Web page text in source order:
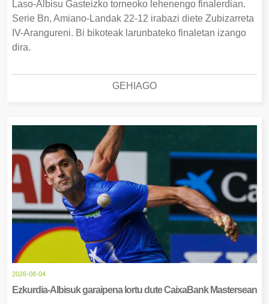
Laso-Albisu Gasteizko torneoko lehenengo finalerdian.
Serie Bn, Amiano-Landak 22-12 irabazi diete Zubizarreta
IV-Arangureni. Bi bikoteak larunbateko finaletan izango
dira.
GEHIAGO
2026-08-04
Ezkurdia-Albisuk garaipena lortu dute CaixaBank Mastersean